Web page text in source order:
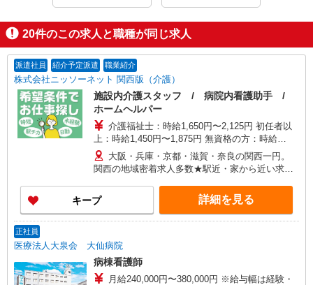
20件のこの求人と職種が同じ求人
派遣社員 紹介予定派遣 職業紹介
株式会社ニッソーネット 関西版（介護）
施設内介護スタッフ / 病院内看護助手 /
ホームヘルパー
介護福祉士：時給1,650円〜2,125円 初任者以
上：時給1,450円〜1,875円 無資格の方：時給
1,350円〜1,750円 ※給与幅は勤務先による +交通
費、諸手当（勤務先による） +0円で介護資格が取
れる （別途規定） ★給与日払い制度あり！
大阪・兵庫・京都・滋賀・奈良の関西一円。
関西の地域密着求人多数★駅近・家から近い求人
キープ 詳細を見る
正社員
医療法人大泉会 大仙病院
病棟看護師
月給240,000円〜380,000円 ※給与幅は経験・